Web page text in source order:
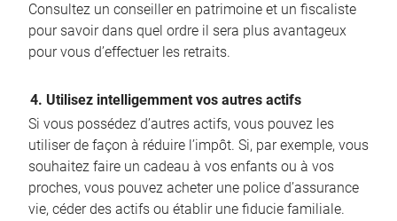
Consultez un conseiller en patrimoine et un fiscaliste
pour savoir dans quel ordre il sera plus avantageux
pour vous d’effectuer les retraits.
4. Utilisez intelligemment vos autres actifs
Si vous possédez d’autres actifs, vous pouvez les
utiliser de façon à réduire l’impôt. Si, par exemple, vous
souhaitez faire un cadeau à vos enfants ou à vos
proches, vous pouvez acheter une police d’assurance
vie, céder des actifs ou établir une fiducie familiale.